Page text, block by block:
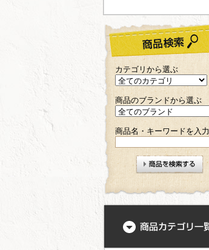
カテゴリから選ぶ
商品のブランドから選ぶ
商品名・キーワードを入力